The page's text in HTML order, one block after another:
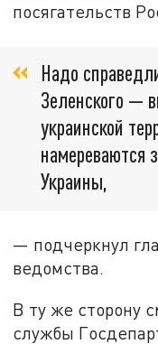
посягательств
Надо
Зеленского —
украинской
намереваются
Украины,
— подчеркнул
ведомства.
В ту же сторону
службы